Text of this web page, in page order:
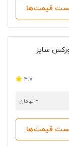
قیمت‌ها
سایز
4.7
- تومان
قیمت‌ها